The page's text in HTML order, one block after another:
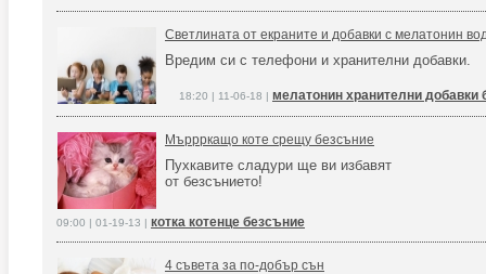
Светлината от екраните и добавки с мелатонин
Вредим си с телефони и хранителни добавки.
18:20 | 11-06-18 | мелатонин хранителни добавки
Мъррркащо коте срещу безсъние
Пухкавите сладури ще ви избавят
от безсънието!
09:00 | 01-19-13 | котка котенце безсъние
4 съвета за по-добър сън